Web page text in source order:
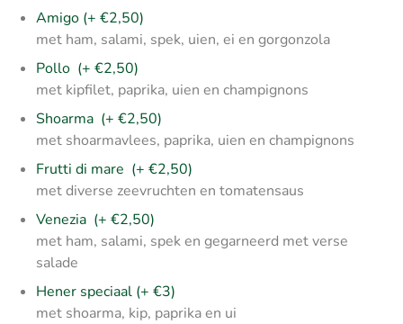
Amigo (+ €2,50)
met ham, salami, spek, uien, ei en gorgonzola
Pollo (+ €2,50)
met kipfilet, paprika, uien en champignons
Shoarma (+ €2,50)
met shoarmavlees, paprika, uien en champignons
Frutti di mare (+ €2,50)
met diverse zeevruchten en tomatensaus
Venezia (+ €2,50)
met ham, salami, spek en gegarneerd met verse
salade
Hener speciaal (+ €3)
met shoarma, kip, paprika en ui